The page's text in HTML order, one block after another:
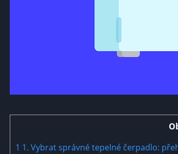
1 1. Vybrat‍ správné tepelné čerpadlo: